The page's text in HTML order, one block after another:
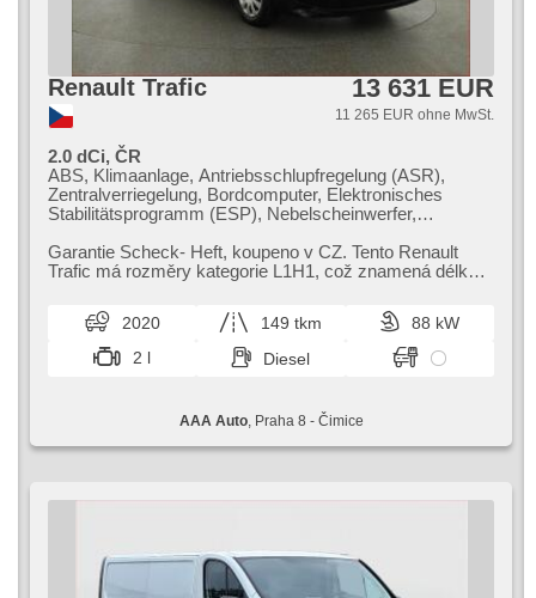
Renault Trafic 13 631 EUR
11 265 EUR ohne MwSt.
2.0 dCi, ČR
ABS, Klimaanlage, Antriebsschlupfregelung (ASR),
Zentralverriegelung, Bordcomputer, Elektronisches
Stabilitätsprogramm (ESP), Nebelscheinwerfer,
Servolenkung, El. Seitenscheiben, Autoradio,
Handgetriebe
Garantie Scheck​- Heft,​ koupeno v CZ. Tento Renault
Trafic má rozměry kategorie L1H1,​ což znamená délku
2020 149 tkm
88 kW
2 l
Diesel
AAA Auto, Praha 8 - Čimice